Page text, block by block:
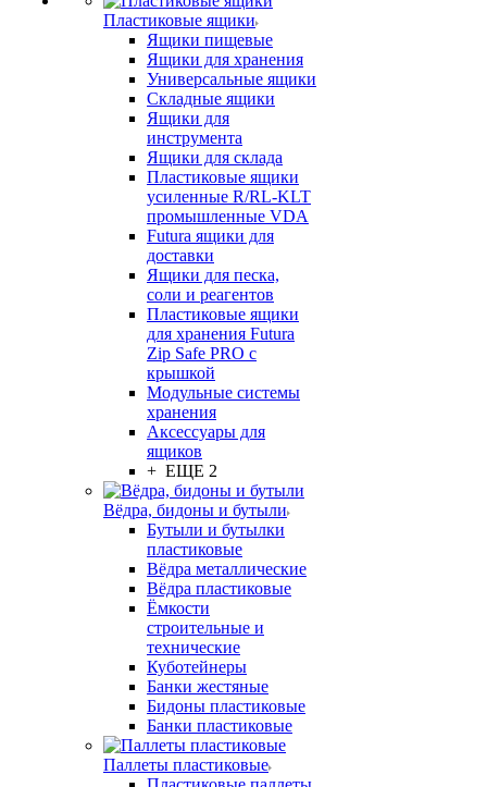
Пластиковые ящики
Ящики пищевые
Ящики для хранения
Универсальные ящики
Складные ящики
Ящики для
инструмента
Ящики для склада
Пластиковые ящики
усиленные R/RL-KLT
промышленные VDA
Futura ящики для
доставки
Ящики для песка,
соли и реагентов
Пластиковые ящики
для хранения Futura
Zip Safe PRO с
крышкой
Модульные системы
хранения
Аксессуары для
ящиков
+ ЕЩЕ 2
Вёдра, бидоны и бутыли
Бутыли и бутылки
пластиковые
Вёдра металлические
Вёдра пластиковые
Ёмкости
строительные и
технические
Куботейнеры
Банки жестяные
Бидоны пластиковые
Банки пластиковые
Паллеты пластиковые